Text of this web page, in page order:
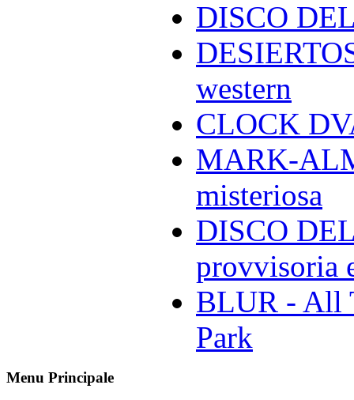
DISCO
western
CLOCK
MARK-
misteriosa
DISCO
provvisoria
BLUR - All
Park
Menu Principale